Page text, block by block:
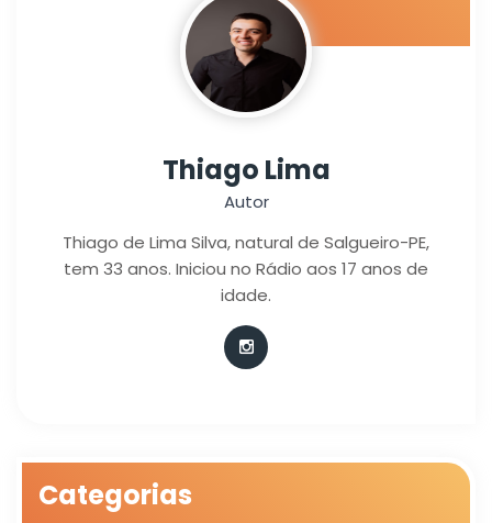
Thiago Lima
Autor
Thiago de Lima Silva, natural de Salgueiro-PE,
tem 33 anos. Iniciou no Rádio aos 17 anos de
idade.
Categorias